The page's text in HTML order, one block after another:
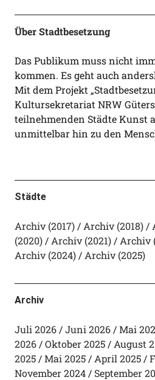
Über Stadtbesetzung
Das Publikum muss nicht
kommen. Es geht auch
Mit dem Projekt
Kultursekretariat NRW
teilnehmenden Städte Kunst
unmittelbar hin zu den
Städte
Archiv (2017) Archiv (2018)
(2020)
Archiv (2021) Archiv
Archiv (2024)
Archiv (2025)
Archiv
Juli 2026 Juni 2026 Mai
2026
Oktober 2025 August
2025
Mai 2025 April 2025
November 2024
September